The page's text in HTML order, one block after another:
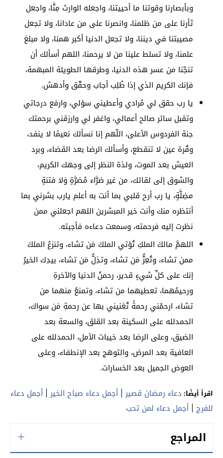
وبأبصارنا وقوتنا ما أحييتنا، واجعله الوارث مِنَّا، واجعل
ثأرنا على من ظلمنا، وانصرنا على من عادانا، ولا تجعل
مصيبتنا في ديننا، ولا تجعل الدنيا أكبر همنا، ولا مبلغ
علمنا، ولا تسلط علينا من لا يرحمنا، اللهم أسألك أن
تنجّنا من عسر هذه الدنيا، وطرقها الطويلة المبهمة،
فإنك الكريم الذي إذا طُلِب أجاب وحقّق وأدهش.
يا رب حقق لي مُرادي وأعطيني سؤلي، وارفع درجاتي
وتقبل سائر صالح أعمالي، واغفر لي وارزقني برحمتك
جنة الفردوس الأعلى، اللّهم إنا نسألك نعيمًا لا ينفد،
وقُرة عين لا تنقطع، وأسألك الرضا بعد القضاء، وبرد
العيش بعد الموت، ولذة النظر إلى وجهك الكريم،
والشوق إلى لقائك، من غير ضرَّاء مُضرَّةٍ وَلا فتنةٍ
مضِلَّةٍ، ‏يا رب أرح قلبي بما أنت به أعلم يارب بشرني بما
أنتظره منك وأنت خير المبشرين اللهم اجعلني ممن
نظرت إليه فرحمته، وسمعت دعاءه فأجبته.
‏اللهمَّ مالكَ الملكِ تُؤتي الملكَ مَن تشاء، وتنزعُ الملكَ
ممن تشاء، وتُعِزُّ مَن تشاء، وتذِلُّ مَن تشاء، بيدِك الخيرُ
إنك على كلِّ شيءٍ قدير، رحمنُ الدنيا والآخرةِ
ورحيمُهما، تعطيهما من تشاء، وتمنعُ منهما من
تشاء، ارحمْني رحمةً تُغنيني بها عن رحمةِ مَن سواك،
الحمدلله على السكينة بعد القلق، والسعة بعد
الضيق، وعلى الرضا بعد خيبات الأمل، الحمدلله على
العافية بعد المرض، والتوهج بعد الإنطفاء، وعلى
العوض الجميل بعد الخسارات.
اقرأ أيضًا: دعاء رمضان قصير| أجمل دعاء صباح الخير| أجمل دعاء
للفرج | أجمل دعاء لمن تحب
المراجع